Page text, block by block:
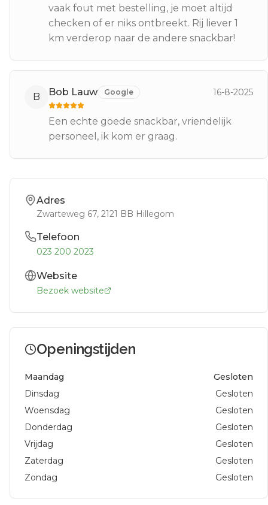
vaak fout met bestelling, je moet altijd
checken of er niks ontbreekt. Rij liever 1
km verderop naar de andere snackbar!
B Bob Lauw Google 16-8-2025
Een echte goede snackbar, vriendelijk
personeel, ik kom er graag.
Adres
Zwarteweg 67, 2121 BB Hillegom
Telefoon
023 200 2023
Website
Bezoek website
Openingstijden
Maandag
Gesloten
Dinsdag
Gesloten
Woensdag
Gesloten
Donderdag
Gesloten
Vrijdag
Gesloten
Zaterdag
Gesloten
Zondag
Gesloten